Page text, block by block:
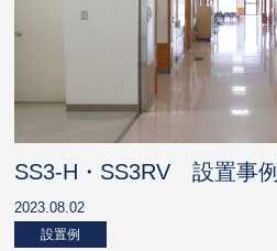
SS3-H・SS3RV 設置事例
2023.08.02
設置例